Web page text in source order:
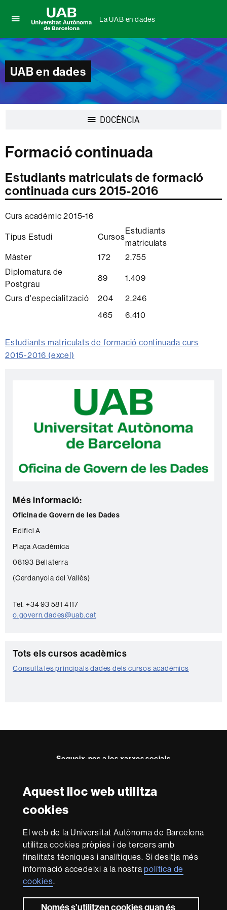
Aquest lloc web utilitza
cookies
El web de la Universitat Autònoma de Barcelona
utilitza cookies pròpies i de tercers amb
finalitats tècniques i analítiques. Si desitja més
informació accedeixi a la nostrapolítica de
cookies.
Només s’utilitzen cookies quan és
per
desplegar
el
menú
de
La
Universitat
Autònoma
de
Barcelona
La UAB en dades
UAB en dades
DOCÈNCIA
Formació continuada
Estudiants matriculats de formació
continuada curs 2015-2016
Curs acadèmic 2015-16
Tipus Estudi Cursos
Estudiants
matriculats
Màster
172
2.755
Diplomatura de
Postgrau
89
1.409
Curs d'especialització
204
2.246
465
6.410
Estudiants matriculats de formació continuada curs
2015-2016 (excel)
complementària
Més informació:
Oficina de Govern de les Dades
Edifici A
Plaça Acadèmica
08193 Bellaterra
(Cerdanyola del Vallès)
Tel. +34 93 581 4117
o.govern.dades@uab.cat
C
o
c
Tots els cursos acadèmics
Consulta les principals dades dels cursos acadèmics
Segueix-nos a les xarxes socials
Reconeixement internacional de l'excel·lència
in
Research
-
Euraxess
Amb el finançament de
Sobre